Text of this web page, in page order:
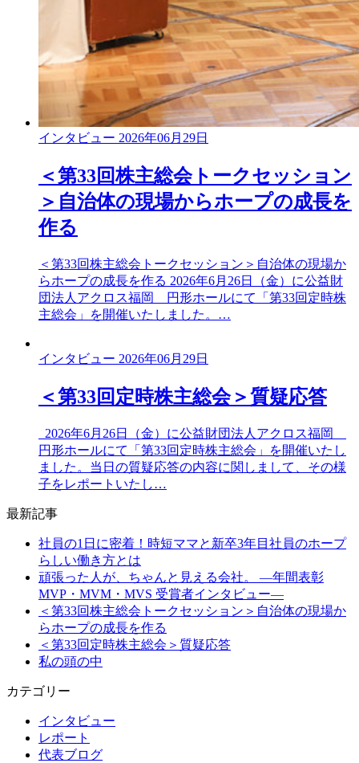
インタビュー 2026年06月29日
＜第33回株主総会トークセッション
＞自治体の現場からホープの成長を
作る
＜第33回株主総会トークセッション＞自治体の現場か
らホープの成長を作る 2026年6月26日（金）に公益財
団法人アクロス福岡 円形ホールにて「第33回定時株
主総会」を開催いたしました。…
インタビュー 2026年06月29日
＜第33回定時株主総会＞質疑応答
2026年6月26日（金）に公益財団法人アクロス福岡
円形ホールにて「第33回定時株主総会」を開催いたし
ました。当日の質疑応答の内容に関しまして、その様
子をレポートいたし…
最新記事
社員の1日に密着！時短ママと新卒3年目社員のホープ
らしい働き方とは
頑張った人が、ちゃんと見える会社。 ―年間表彰
MVP・MVM・MVS 受賞者インタビュー―
＜第33回株主総会トークセッション＞自治体の現場か
らホープの成長を作る
＜第33回定時株主総会＞質疑応答
私の頭の中
カテゴリー
インタビュー
レポート
代表ブログ